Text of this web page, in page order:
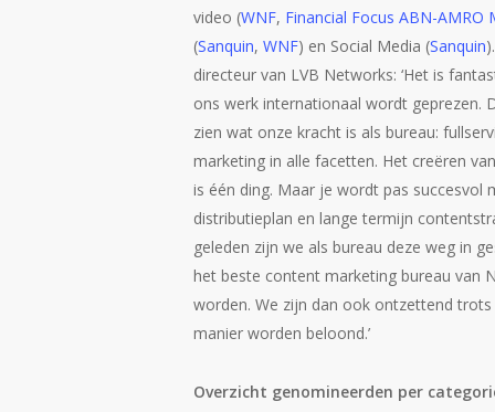
video (WNF, Financial Focus ABN-AMRO
(Sanquin, WNF) en Social Media (Sanquin
directeur van LVB Networks: ‘Het is
ons werk internationaal wordt geprezen.
zien wat onze kracht is als bureau:
marketing in alle facetten. Het creëren
is één ding. Maar je wordt pas succesvol
distributieplan en lange termijn
geleden zijn we als bureau deze weg in
het beste content marketing bureau van
worden. We zijn dan ook ontzettend
manier worden beloond.’
Overzicht genomineerden per